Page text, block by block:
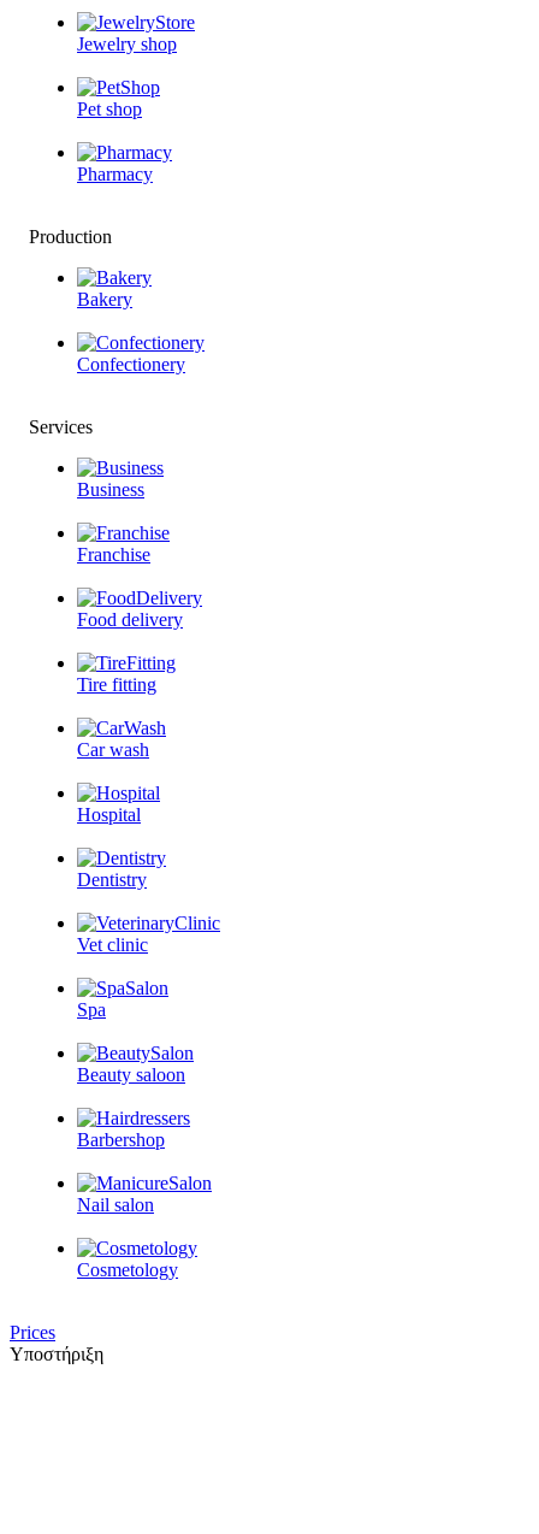
Jewelry shop
Pet shop
Pharmacy
Production
Bakery
Confectionery
Services
Business
Franchise
Food delivery
Tire fitting
Car wash
Hospital
Dentistry
Vet clinic
Spa
Beauty saloon
Barbershop
Nail salon
Cosmetology
Prices
Υποστήριξη